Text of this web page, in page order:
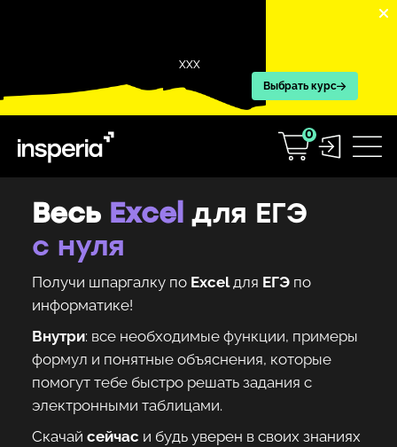
XXX
Выбрать курс
0
Весь Excel для ЕГЭ
с нуля
Получи шпаргалку по Excelдля ЕГЭпо
информатике!
Внутри: все необходимые функции, примеры
формул и понятные объяснения, которые
помогут тебе быстро решать задания с
электронными таблицами.
Скачай сейчас и будь уверен в своих знаниях